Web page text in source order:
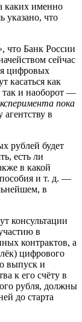
каких именно
указано, что
что Банк России
сейчас
цифровых
касаться как
так и наоборот —
пока
в
рублей будет
есть ли
в какой
и т. д. —
в
консультации
в
контрактов, а
цифрового
выпуск и
к его счёту в
рубля, должны
до старта